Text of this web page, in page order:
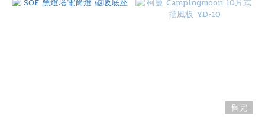
售完